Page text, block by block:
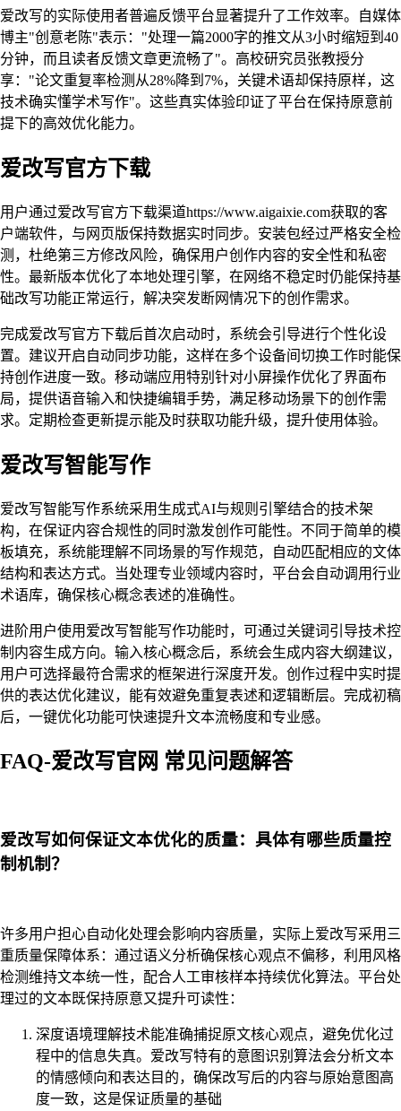
爱改写的实际使用者普遍反馈平台显著提升了工作效率。自媒体
博主"创意老陈"表示："处理一篇2000字的推文从3小时缩短到40
分钟，而且读者反馈文章更流畅了"。高校研究员张教授分
享："论文重复率检测从28%降到7%，关键术语却保持原样，这
技术确实懂学术写作"。这些真实体验印证了平台在保持原意前
提下的高效优化能力。
爱改写官方下载
用户通过爱改写官方下载渠道https://www.aigaixie.com获取的客
户端软件，与网页版保持数据实时同步。安装包经过严格安全检
测，杜绝第三方修改风险，确保用户创作内容的安全性和私密
性。最新版本优化了本地处理引擎，在网络不稳定时仍能保持基
础改写功能正常运行，解决突发断网情况下的创作需求。
完成爱改写官方下载后首次启动时，系统会引导进行个性化设
置。建议开启自动同步功能，这样在多个设备间切换工作时能保
持创作进度一致。移动端应用特别针对小屏操作优化了界面布
局，提供语音输入和快捷编辑手势，满足移动场景下的创作需
求。定期检查更新提示能及时获取功能升级，提升使用体验。
爱改写智能写作
爱改写智能写作系统采用生成式AI与规则引擎结合的技术架
构，在保证内容合规性的同时激发创作可能性。不同于简单的模
板填充，系统能理解不同场景的写作规范，自动匹配相应的文体
结构和表达方式。当处理专业领域内容时，平台会自动调用行业
术语库，确保核心概念表述的准确性。
进阶用户使用爱改写智能写作功能时，可通过关键词引导技术控
制内容生成方向。输入核心概念后，系统会生成内容大纲建议，
用户可选择最符合需求的框架进行深度开发。创作过程中实时提
供的表达优化建议，能有效避免重复表述和逻辑断层。完成初稿
后，一键优化功能可快速提升文本流畅度和专业感。
FAQ-爱改写官网 常见问题解答
爱改写如何保证文本优化的质量：具体有哪些质量控
制机制？
许多用户担心自动化处理会影响内容质量，实际上爱改写采用三
重质量保障体系：通过语义分析确保核心观点不偏移，利用风格
检测维持文本统一性，配合人工审核样本持续优化算法。平台处
理过的文本既保持原意又提升可读性：
深度语境理解技术能准确捕捉原文核心观点，避免优化过
程中的信息失真。爱改写特有的意图识别算法会分析文本
的情感倾向和表达目的，确保改写后的内容与原始意图高
度一致，这是保证质量的基础